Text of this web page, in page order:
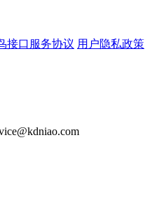
接口服务协议 用户隐私政策